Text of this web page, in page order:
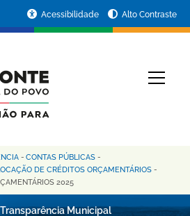
Acessibilidade Alto Contraste
- CONTAS PÚBLICAS -
DE CRÉDITOS ORÇAMENTÁRIOS -
2025
Municipal